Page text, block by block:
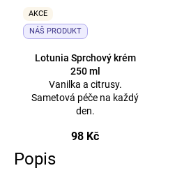
AKCE
NÁŠ PRODUKT
Lotunia Sprchový krém
250 ml
Vanilka a citrusy.
Sametová péče na každý
den.
98 Kč
Popis